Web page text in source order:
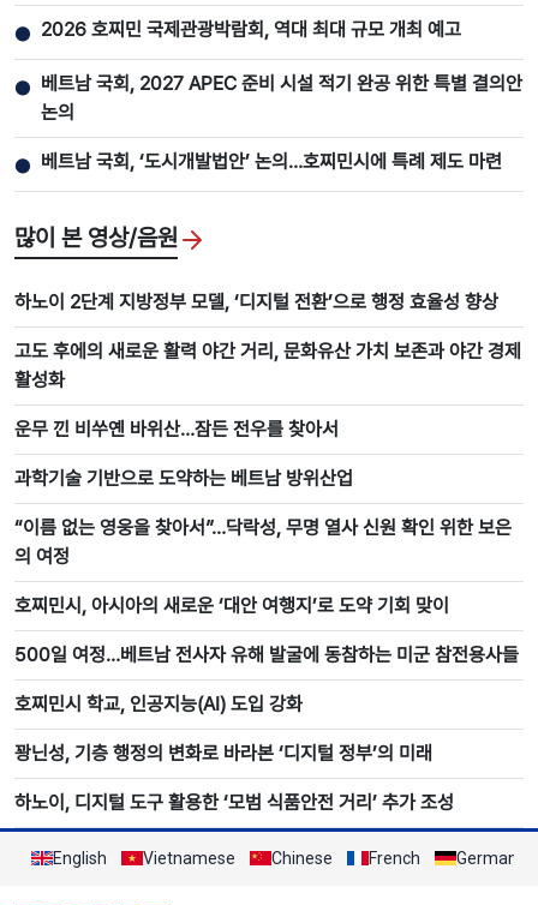
● 2026 호찌민 국제관광박람회, 역대 최대 규모 개최 예고
● 베트남 국회, 2027 APEC 준비 시설 적기 완공 위한 특별 결의안
논의
● 베트남 국회, ‘도시개발법안’ 논의…호찌민시에 특례 제도 마련
많이 본 영상/음원
하노이 2단계 지방정부 모델, ‘디지털 전환’으로 행정 효율성 향상
고도 후에의 새로운 활력 야간 거리, 문화유산 가치 보존과 야간 경제
활성화
운무 낀 비쑤옌 바위산…잠든 전우를 찾아서
과학기술 기반으로 도약하는 베트남 방위산업
“이름 없는 영웅을 찾아서”…닥락성, 무명 열사 신원 확인 위한 보은
의 여정
호찌민시, 아시아의 새로운 ‘대안 여행지’로 도약 기회 맞이
500일 여정…베트남 전사자 유해 발굴에 동참하는 미군 참전용사들
호찌민시 학교, 인공지능(AI) 도입 강화
꽝닌성, 기층 행정의 변화로 바라본 ‘디지털 정부’의 미래
하노이, 디지털 도구 활용한 ‘모범 식품안전 거리’ 추가 조성
English Vietnamese Chinese French German